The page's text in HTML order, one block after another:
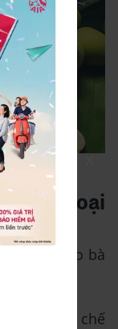
các loại
độ ăn cho bà
nhất, hạn chế